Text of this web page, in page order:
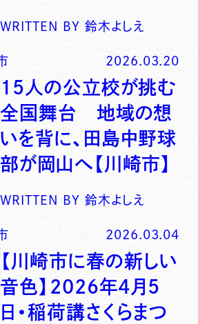
WRITTEN BY 鈴木よしえ
2026.03.20
15人の公立校が挑む
全国舞台 地域の想
いを背に、田島中野球
部が岡山へ【川崎市】
WRITTEN BY 鈴木よしえ
2026.03.04
【川崎市に春の新しい
音色】2026年4月5
日・稲荷講さくらまつ